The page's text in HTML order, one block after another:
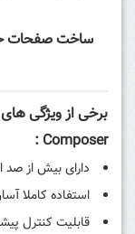
ساخت صفحات
Composer :
دارای بیش از صد
استفاده کاملا
قابلیت کنترل